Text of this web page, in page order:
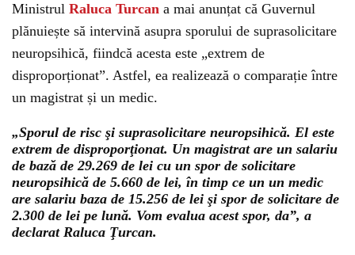
Ministrul Raluca Turcan a mai anunțat că Guvernul
plănuiește să intervină asupra sporului de suprasolicitare
neuropsihică, fiindcă acesta este „extrem de
disproporționat”. Astfel, ea realizează o comparație între
un magistrat și un medic.
„Sporul de risc şi suprasolicitare neuropsihică. El este
extrem de disproporţionat. Un magistrat are un salariu
de bază de 29.269 de lei cu un spor de solicitare
neuropsihică de 5.660 de lei, în timp ce un un medic
are salariu baza de 15.256 de lei şi spor de solicitare de
2.300 de lei pe lună. Vom evalua acest spor, da”, a
declarat Raluca Ţurcan.